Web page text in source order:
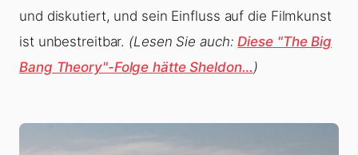
und diskutiert, und sein Einfluss auf die Filmkunst
ist unbestreitbar. (Lesen Sie auch:Diese "The Big
Bang Theory"-Folge hätte Sheldon…)